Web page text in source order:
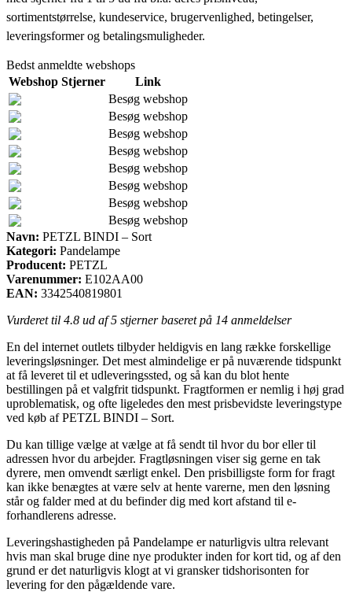
sortimentstørrelse, kundeservice, brugervenlighed, betingelser,
leveringsformer og betalingsmuligheder.
Bedst anmeldte webshops
Webshop Stjerner
Link
Besøg webshop
Besøg webshop
Besøg webshop
Besøg webshop
Besøg webshop
Besøg webshop
Besøg webshop
Besøg webshop
Navn: PETZL BINDI – Sort
Kategori: Pandelampe
Producent: PETZL
Varenummer: E102AA00
EAN: 3342540819801
Vurderet til 4.8 ud af 5 stjerner baseret på 14 anmeldelser
En del internet outlets tilbyder heldigvis en lang række forskellige
leveringsløsninger. Det mest almindelige er på nuværende tidspunkt
at få leveret til et udleveringssted, og så kan du blot hente
bestillingen på et valgfrit tidspunkt. Fragtformen er nemlig i høj grad
uproblematisk, og ofte ligeledes den mest prisbevidste leveringstype
ved køb af PETZL BINDI – Sort.
Du kan tillige vælge at vælge at få sendt til hvor du bor eller til
adressen hvor du arbejder. Fragtløsningen viser sig gerne en tak
dyrere, men omvendt særligt enkel. Den prisbilligste form for fragt
kan ikke benægtes at være selv at hente varerne, men den løsning
står og falder med at du befinder dig med kort afstand til e-
forhandlerens adresse.
Leveringshastigheden på Pandelampe er naturligvis ultra relevant
hvis man skal bruge dine nye produkter inden for kort tid, og af den
grund er det naturligvis klogt at vi gransker tidshorisonten for
levering for den pågældende vare.